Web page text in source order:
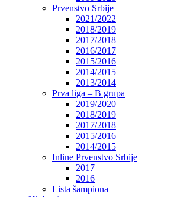
Prvenstvo Srbije
2021/2022
2018/2019
2017/2018
2016/2017
2015/2016
2014/2015
2013/2014
Prva liga – B grupa
2019/2020
2018/2019
2017/2018
2015/2016
2014/2015
Inline Prvenstvo Srbije
2017
2016
Lista šampiona